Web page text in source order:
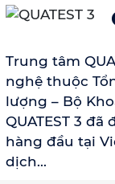
Trung tâm
nghệ thuộc
lượng – Bộ
QUATEST 3
hàng đầu tại
dịch...